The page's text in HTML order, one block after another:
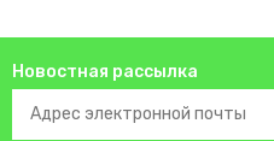
Новостная рассылка